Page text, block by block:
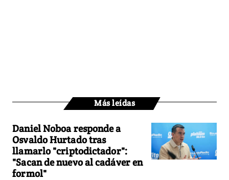
Más leídas
Daniel Noboa responde a
Osvaldo Hurtado tras
llamarlo "criptodictador":
"Sacan de nuevo al cadáver en
formol"